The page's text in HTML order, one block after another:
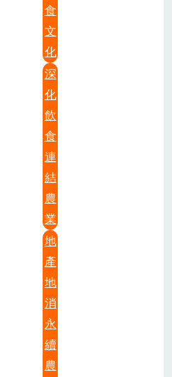
食
文
化
深
化
飲
食
連
結
農
業
地
產
地
消
永
續
農